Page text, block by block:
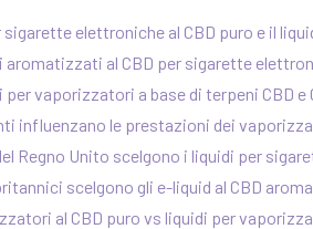
sigarette elettroniche al CBD puro e il
aromatizzati al CBD per sigarette
per vaporizzatori a base di terpeni CBD e
influenzano le prestazioni dei
Regno Unito scelgono i liquidi per
scelgono gli e-liquid al CBD
al CBD puro vs liquidi per